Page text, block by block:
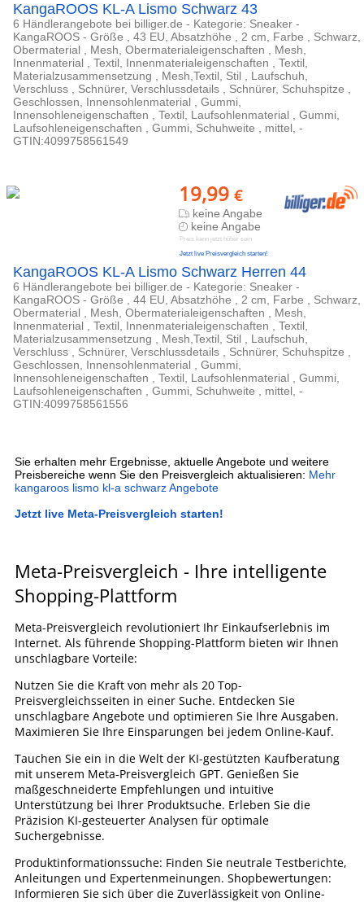
KangaROOS KL-A Lismo Schwarz 43
6 Händlerangebote bei billiger.de - Kategorie: Sneaker -
KangaROOS - Größe , 43 EU, Absatzhöhe , 2 cm, Farbe , Schwarz,
Obermaterial , Mesh, Obermaterialeigenschaften , Mesh,
Innenmaterial , Textil, Innenmaterialeigenschaften , Textil,
Materialzusammensetzung , Mesh,Textil, Stil , Laufschuh,
Verschluss , Schnürer, Verschlussdetails , Schnürer, Schuhspitze ,
Geschlossen, Innensohlenmaterial , Gummi,
Innensohleneigenschaften , Textil, Laufsohlenmaterial , Gummi,
Laufsohleneigenschaften , Gummi, Schuhweite , mittel, -
GTIN:4099758561549
19,99 €
keine Angabe
keine Angabe
Preis kann jetzt höher sein
Jetzt live Preisvergleich starten!
KangaROOS KL-A Lismo Schwarz Herren 44
6 Händlerangebote bei billiger.de - Kategorie: Sneaker -
KangaROOS - Größe , 44 EU, Absatzhöhe , 2 cm, Farbe , Schwarz,
Obermaterial , Mesh, Obermaterialeigenschaften , Mesh,
Innenmaterial , Textil, Innenmaterialeigenschaften , Textil,
Materialzusammensetzung , Mesh,Textil, Stil , Laufschuh,
Verschluss , Schnürer, Verschlussdetails , Schnürer, Schuhspitze ,
Geschlossen, Innensohlenmaterial , Gummi,
Innensohleneigenschaften , Textil, Laufsohlenmaterial , Gummi,
Laufsohleneigenschaften , Gummi, Schuhweite , mittel, -
GTIN:4099758561556
Sie erhalten mehr Ergebnisse, aktuelle Angebote und weitere
Preisbereiche wenn Sie den Preisvergleich aktualisieren: Mehr
kangaroos lismo kl-a schwarz Angebote
Jetzt live Meta-Preisvergleich starten!
Meta-Preisvergleich - Ihre intelligente
Shopping-Plattform
Meta-Preisvergleich revolutioniert Ihr Einkaufserlebnis im
Internet. Als führende Shopping-Plattform bieten wir Ihnen
unschlagbare Vorteile:
Nutzen Sie die Kraft von mehr als 20 Top-
Preisvergleichsseiten in einer Suche. Entdecken Sie
unschlagbare Angebote und optimieren Sie Ihre Ausgaben.
Maximieren Sie Ihre Einsparungen bei jedem Online-Kauf.
Tauchen Sie ein in die Welt der KI-gestützten Kaufberatung
mit unserem Meta-Preisvergleich GPT. Genießen Sie
maßgeschneiderte Empfehlungen und intuitive
Unterstützung bei Ihrer Produktsuche. Erleben Sie die
Präzision KI-gesteuerter Analysen für optimale
Suchergebnisse.
Produktinformationssuche: Finden Sie neutrale Testberichte,
Anleitungen und Expertenmeinungen. Shopbewertungen:
Informieren Sie sich über die Zuverlässigkeit von Online-